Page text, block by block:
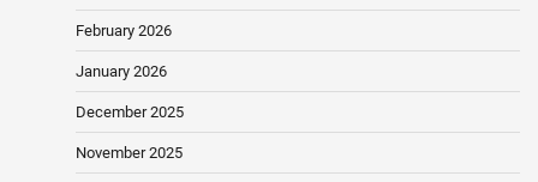
February 2026
January 2026
December 2025
November 2025